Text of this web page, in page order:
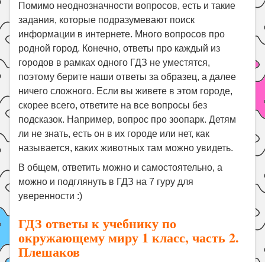
Помимо неоднозначности вопросов, есть и такие
задания, которые подразумевают поиск
информации в интернете. Много вопросов про
родной город. Конечно, ответы про каждый из
городов в рамках одного ГДЗ не уместятся,
поэтому берите наши ответы за образец, а далее
ничего сложного. Если вы живете в этом городе,
скорее всего, ответите на все вопросы без
подсказок. Например, вопрос про зоопарк. Детям
ли не знать, есть он в их городе или нет, как
называется, каких животных там можно увидеть.
В общем, ответить можно и самостоятельно, а
можно и подглянуть в ГДЗ на 7 гуру для
уверенности :)
ГДЗ ответы к учебнику по
окружающему миру 1 класс, часть 2.
Плешаков